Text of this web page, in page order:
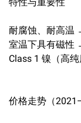
耐腐蚀、耐高温
室温下具有磁性
Class 1 镍（高
价格走势（